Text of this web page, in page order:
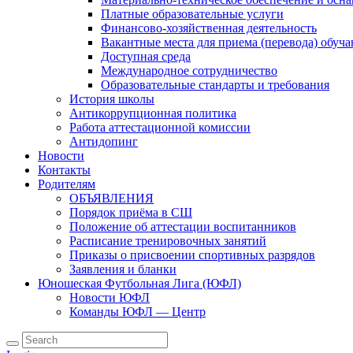
Платные образовательные услуги
Финансово-хозяйственная деятельность
Вакантные места для приема (перевода)
Доступная среда
Международное сотрудничество
Образовательные стандарты и требования
История школы
Антикоррупционная политика
Работа аттестационной комиссии
Антидопинг
Новости
Контакты
Родителям
ОБЪЯВЛЕНИЯ
Порядок приёма в СШ
Положение об аттестации воспитанников
Расписание тренировочных занятий
Приказы о присвоении спортивных разрядов
Заявления и бланки
Юношеская Футбольная Лига (ЮФЛ)
Новости ЮФЛ
Команды ЮФЛ — Центр